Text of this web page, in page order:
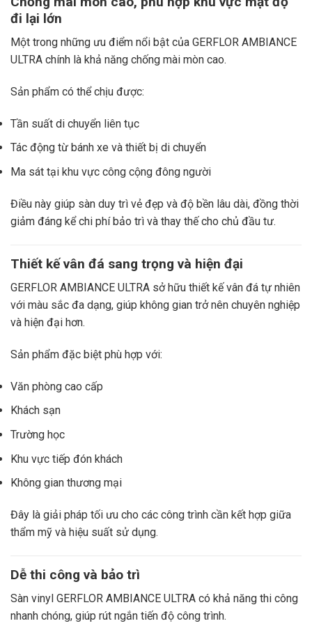
đi lại lớn
Một trong những ưu điểm nổi bật của GERFLOR AMBIANCE
ULTRA chính là khả năng chống mài mòn cao.
Sản phẩm có thể chịu được:
Tần suất di chuyển liên tục
Tác động từ bánh xe và thiết bị di chuyển
Ma sát tại khu vực công cộng đông người
Điều này giúp sàn duy trì vẻ đẹp và độ bền lâu dài, đồng thời
giảm đáng kể chi phí bảo trì và thay thế cho chủ đầu tư.
Thiết kế vân đá sang trọng và hiện đại
GERFLOR AMBIANCE ULTRA sở hữu thiết kế vân đá tự nhiên
với màu sắc đa dạng, giúp không gian trở nên chuyên nghiệp
và hiện đại hơn.
Sản phẩm đặc biệt phù hợp với:
Văn phòng cao cấp
Khách sạn
Trường học
Khu vực tiếp đón khách
Không gian thương mại
Đây là giải pháp tối ưu cho các công trình cần kết hợp giữa
thẩm mỹ và hiệu suất sử dụng.
Dễ thi công và bảo trì
Sàn vinyl GERFLOR AMBIANCE ULTRA có khả năng thi công
nhanh chóng, giúp rút ngắn tiến độ công trình.